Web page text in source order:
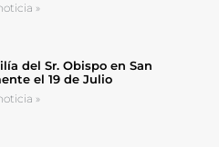
»
del Sr. Obispo en San
el 19 de Julio
»